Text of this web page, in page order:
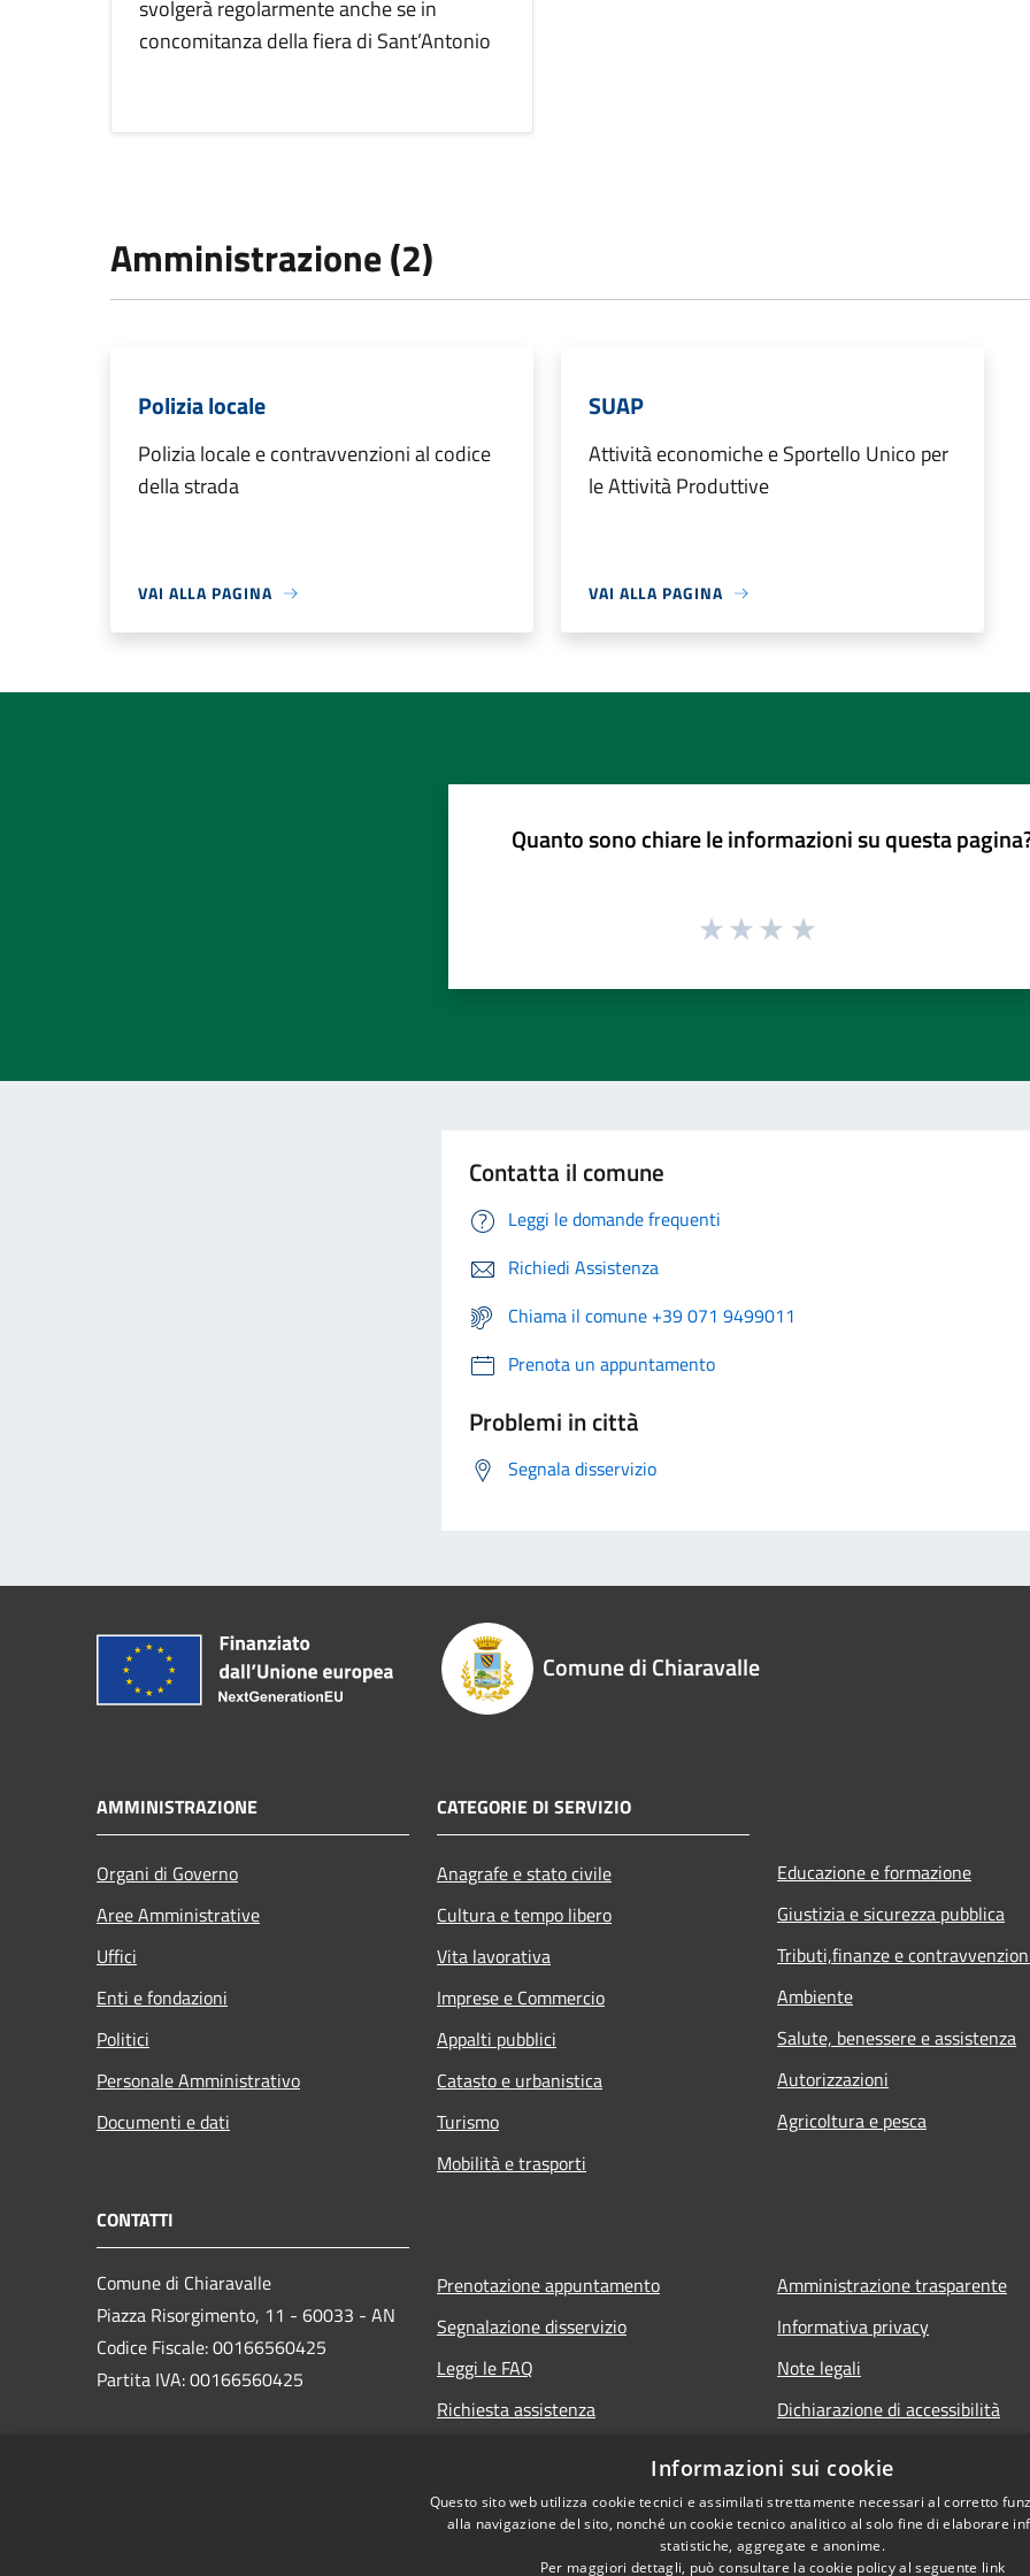
svolgerà regolarmente anche se in
concomitanza della fiera di Sant’Antonio
Amministrazione (2)
Polizia locale
Polizia locale e contravvenzioni al codice
della strada
VAI ALLA PAGINA
SUAP
Attività economiche e Sportello Unico per
le Attività Produttive
VAI ALLA PAGINA
Quanto sono chiare le informazioni su questa
Contatta il comune
Leggi le domande frequenti
Richiedi Assistenza
Chiama il comune +39 071 9499011
Prenota un appuntamento
Problemi in città
Segnala disservizio
Comune di Chiaravalle
AMMINISTRAZIONE
Organi di Governo
Aree Amministrative
Uffici
Enti e fondazioni
Politici
Personale Amministrativo
Documenti e dati
CATEGORIE DI SERVIZIO
Anagrafe e stato civile
Cultura e tempo libero
Vita lavorativa
Imprese e Commercio
Appalti pubblici
Catasto e urbanistica
Turismo
Mobilità e trasporti
Educazione e formazione
Giustizia e sicurezza pubblica
Tributi,finanze e
Ambiente
Salute, benessere e assistenza
Autorizzazioni
Agricoltura e pesca
CONTATTI
Comune di Chiaravalle
Piazza Risorgimento, 11 - 60033 - AN
Codice Fiscale: 00166560425
Partita IVA: 00166560425
Prenotazione appuntamento
Segnalazione disservizio
Leggi le FAQ
Richiesta assistenza
Amministrazione trasparente
Informativa privacy
Note legali
Dichiarazione di accessibilità
Informazioni sui cookie
Questo sito web utilizza cookie tecnici e assimilati strettamente necessari al corretto
alla navigazione del sito, nonché un cookie tecnico analitico al solo fine di elaborare
statistiche, aggregate e anonime.
Per maggiori dettagli, può consultare la cookie policy al seguente link